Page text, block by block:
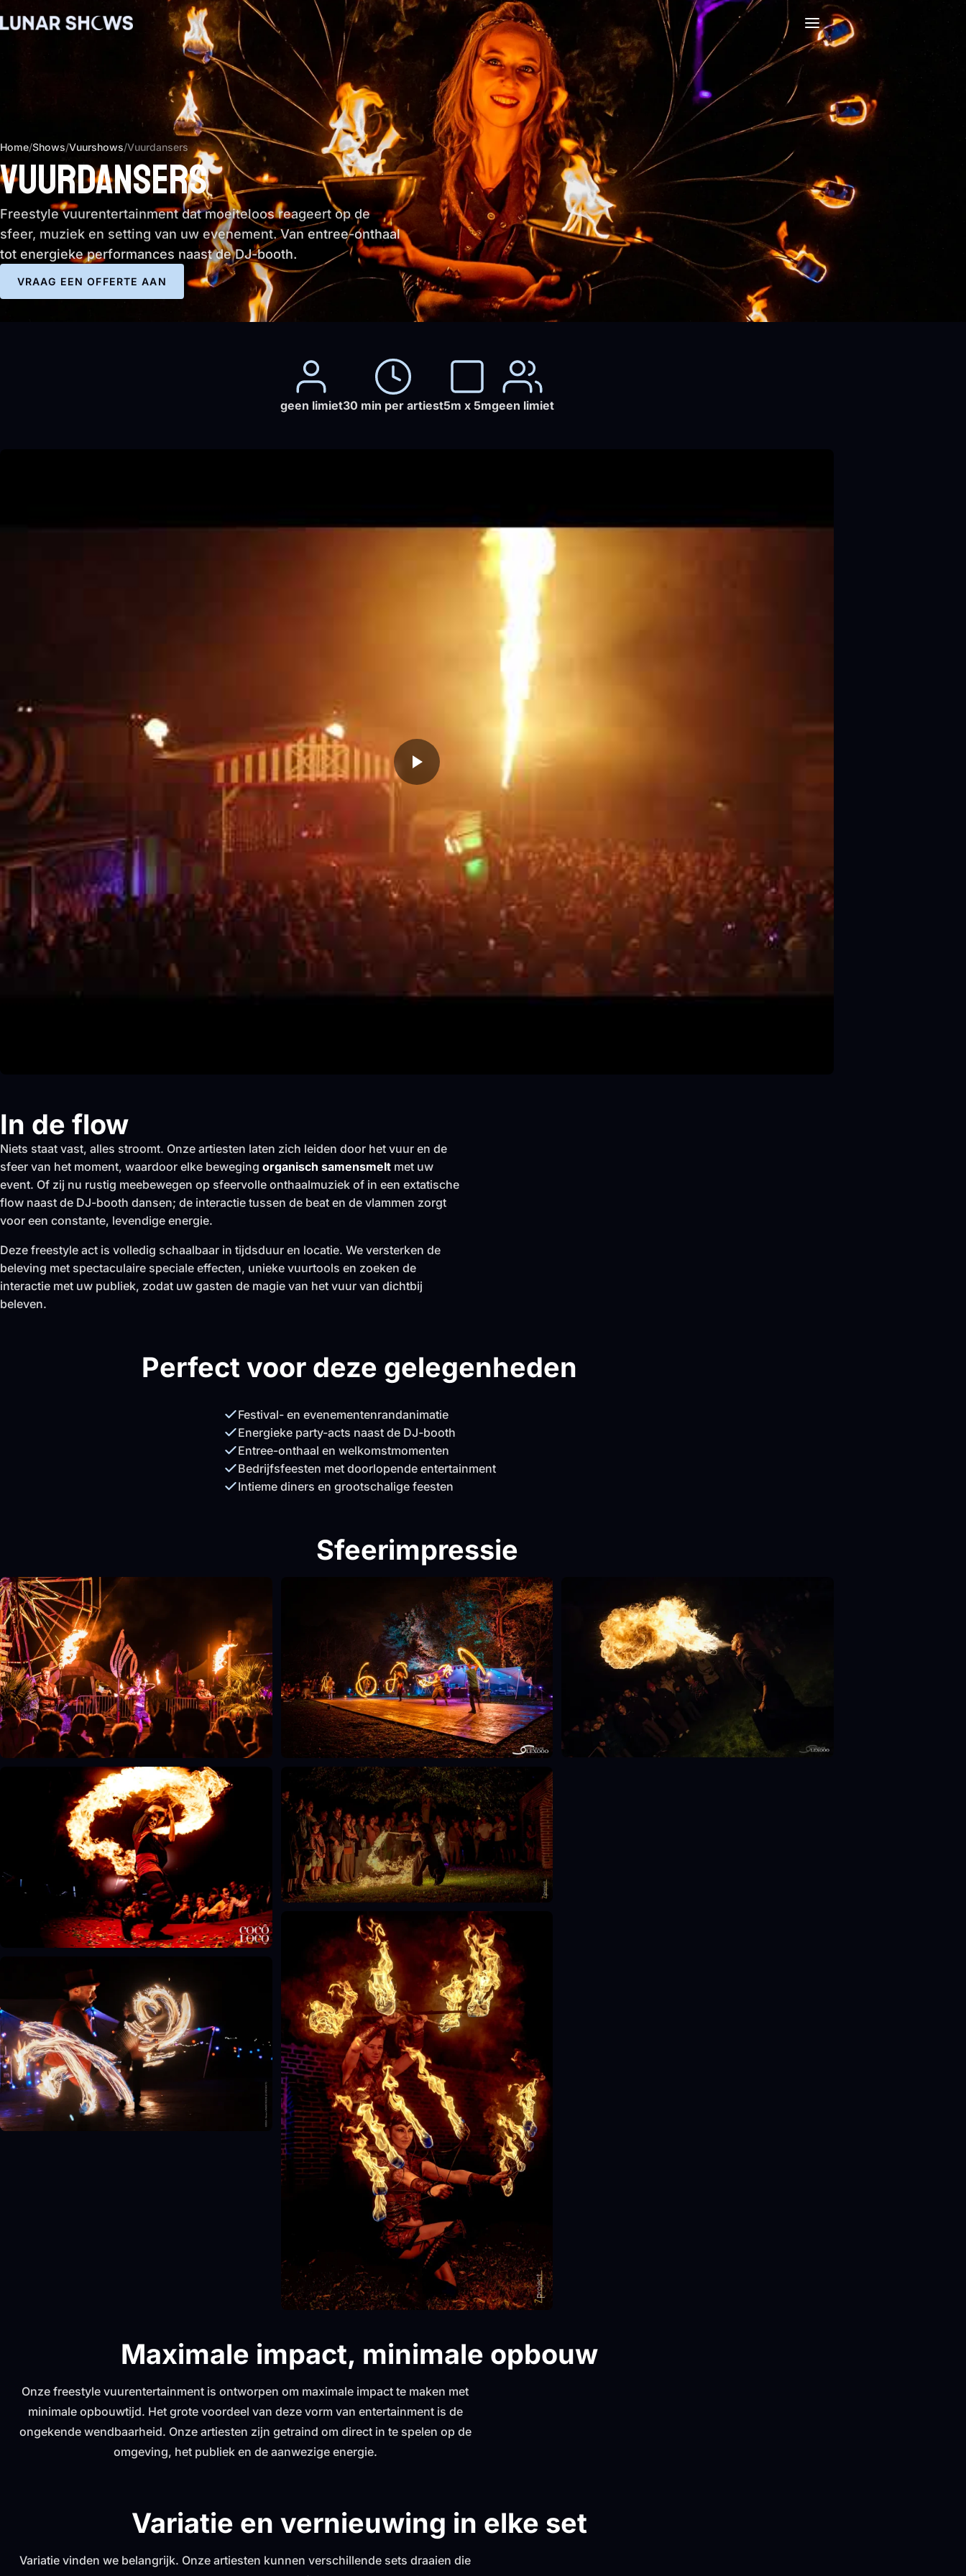
VUURDANSERS
Freestyle vuurentertainment dat moeiteloos reageert op de
sfeer, muziek en setting van uw evenement. Van entree-onthaal
tot energieke performances naast de DJ-booth.
VRAAG EEN OFFERTE AAN
Home/Shows/Vuurshows/Vuurdansers
geen limiet30 min per artiest5m x 5mgeen limiet
In de flow
Niets staat vast, alles stroomt. Onze artiesten laten zich leiden door het vuur en de
sfeer van het moment, waardoor elke beweging organisch samensmelt met uw
event. Of zij nu rustig meebewegen op sfeervolle onthaalmuziek of in een extatische
flow naast de DJ-booth dansen; de interactie tussen de beat en de vlammen zorgt
voor een constante, levendige energie.
Deze freestyle act is volledig schaalbaar in tijdsduur en locatie. We versterken de
beleving met spectaculaire speciale effecten, unieke vuurtools en zoeken de
interactie met uw publiek, zodat uw gasten de magie van het vuur van dichtbij
beleven.
Perfect voor deze gelegenheden
Festival- en evenementenrandanimatie
Energieke party-acts naast de DJ-booth
Entree-onthaal en welkomstmomenten
Bedrijfsfeesten met doorlopende entertainment
Intieme diners en grootschalige feesten
Sfeerimpressie
Maximale impact, minimale opbouw
Onze freestyle vuurentertainment is ontworpen om maximale impact te maken met
minimale opbouwtijd. Het grote voordeel van deze vorm van entertainment is de
ongekende wendbaarheid. Onze artiesten zijn getraind om direct in te spelen op de
omgeving, het publiek en de aanwezige energie.
Variatie en vernieuwing in elke set
Variatie vinden we belangrijk. Onze artiesten kunnen verschillende sets draaien die